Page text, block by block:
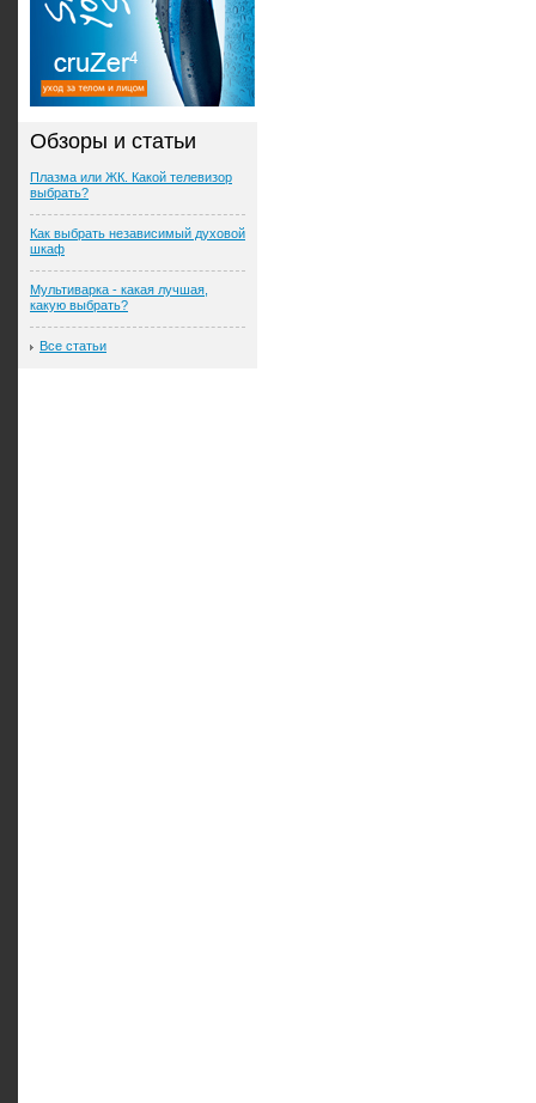
Обзоры и статьи
Плазма или ЖК. Какой телевизор
выбрать?
Как выбрать независимый духовой
шкаф
Мультиварка - какая лучшая,
какую выбрать?
Все статьи